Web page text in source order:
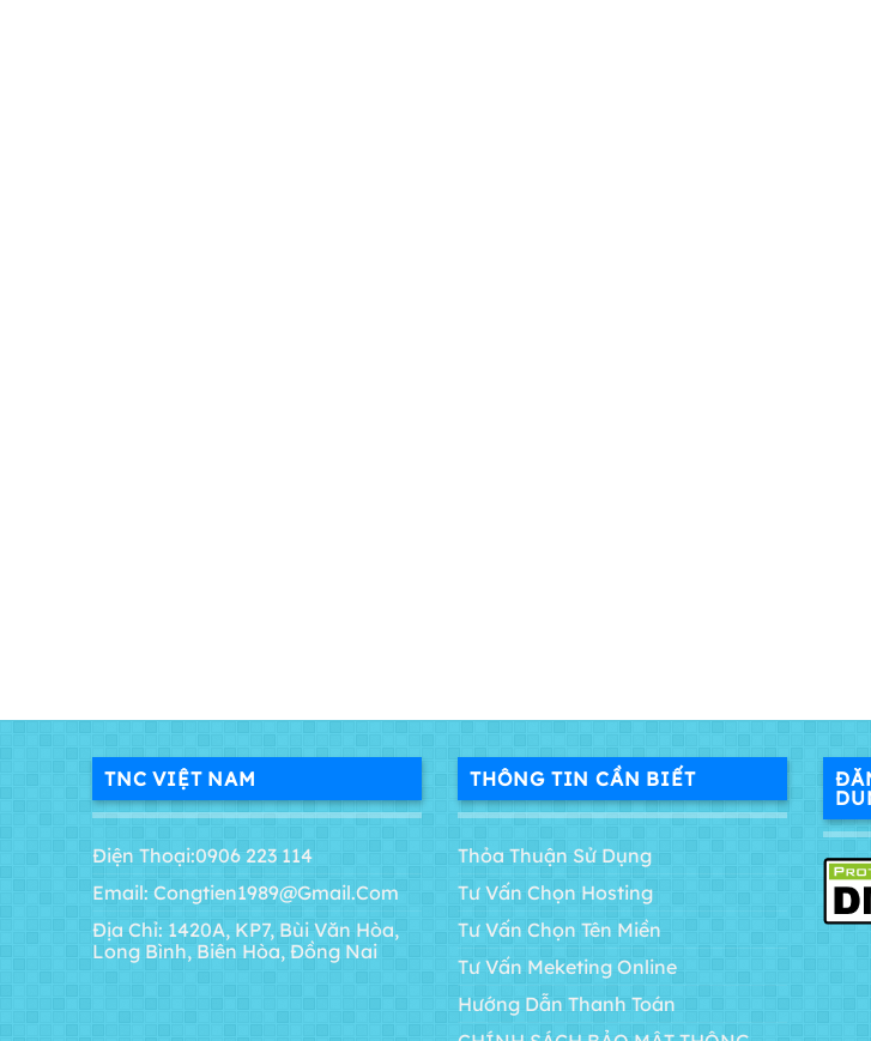
TNC VIỆT NAM
Điện Thoại:0906 223 114
Email: Congtien1989@gmail.com
Địa Chỉ: 1420A, KP7, Bùi Văn Hòa,
Long Bình, Biên Hòa, Đồng Nai
THÔNG TIN CẦN BIẾT
Thỏa Thuận Sử Dụng
Tư Vấn Chọn Hosting
Tư Vấn Chọn Tên Miền
Tư Vấn Meketing Online
Hướng Dẫn Thanh Toán